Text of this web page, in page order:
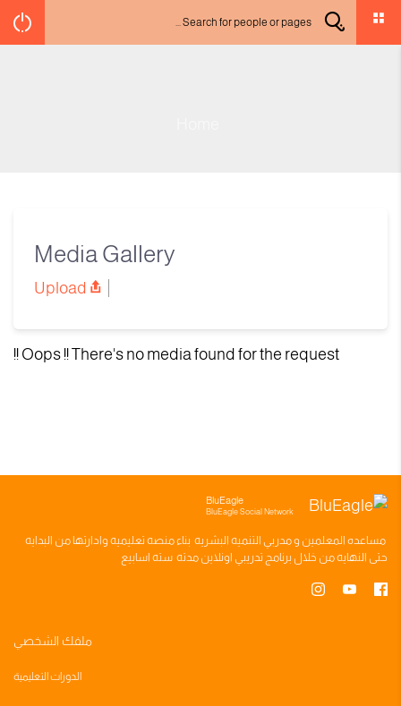
Media Gallery
Upload
Oops !! There's no media found for the request !!
BluEagle
BluEagle Social Network
مساعده المعلمين ومدربي التنميه البشريه بناءمنصه تعليميه وادارتها من البدايه
حتى النهايه من خلال برنامج تدريبي اونلاين مدته سته اسابيع
ملفك الشخصي
الدورات التعليمية